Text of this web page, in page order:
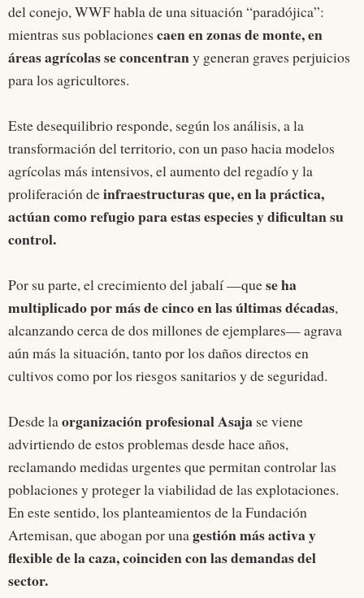
del conejo, WWF habla de una situación “paradójica”:
mientras sus poblaciones caen en zonas de monte, en
áreas agrícolas se concentrany generan graves perjuicios
para los agricultores.
Este desequilibrio responde, según los análisis, a la
transformación del territorio, con un paso hacia modelos
agrícolas más intensivos, el aumento del regadío y la
proliferación deinfraestructuras que, en la práctica,
actúan como refugio para estas especies y dificultan su
control.
Por su parte, el crecimiento del jabalí —quese ha
multiplicado por más de cinco en las últimas décadas,
alcanzando cerca de dos millones de ejemplares— agrava
aún más la situación, tanto por los daños directos en
cultivos como por los riesgos sanitarios y de seguridad.
Desde laorganización profesional Asaja se viene
advirtiendo de estos problemas desde hace años,
reclamando medidas urgentes que permitan controlar las
poblaciones y proteger la viabilidad de las explotaciones.
En este sentido, los planteamientos de la Fundación
Artemisan, que abogan por unagestión más activa y
flexible de la caza, coinciden con las demandas del
sector.